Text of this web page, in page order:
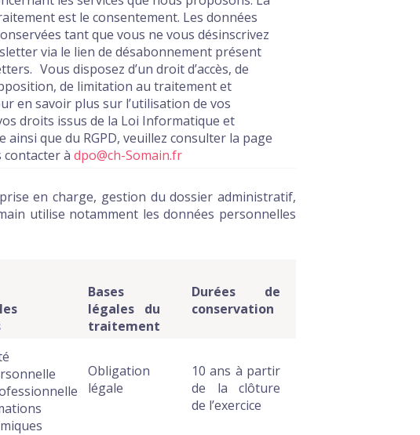
est le consentement. Les données
tant que vous ne vous désinscrivez
via le lien de désabonnement présent
Vous disposez d’un droit d’accès, de
de limitation au traitement et
en savoir plus sur l’utilisation de vos
droits issus de la Loi Informatique et
ainsi que du RGPD, veuillez consulter la page
contacter à dpo@ch-Somain.fr
en charge, gestion du dossier administratif,
utilise notamment les données personnelles
Bases
légales du
traitement
Durées de
conservation
Obligation
légale
10 ans à partir
de la clôture
de l’exercice